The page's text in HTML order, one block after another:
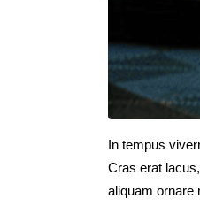
In tempus
Cras erat
aliquam ornare